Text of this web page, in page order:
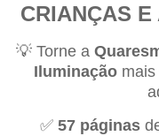
CRIANÇAS
💡Torne a
Iluminação
✅ 57 páginas